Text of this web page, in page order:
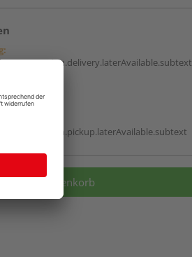
In den Warenkorb